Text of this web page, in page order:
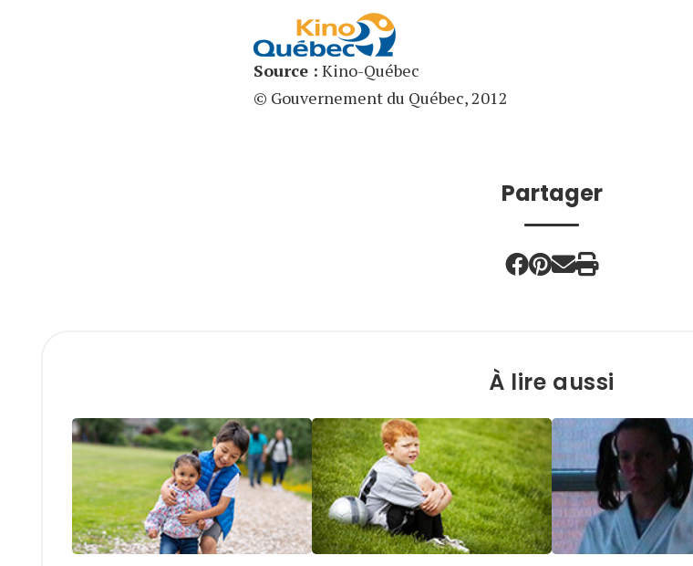
Source : Kino-Québec
© Gouvernement du Québec, 2012
Partager
À lire aussi